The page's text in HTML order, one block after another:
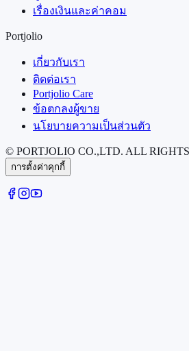
เรื่องเงินและค่าคอม
Portjolio
เกี่ยวกับเรา
ติดต่อเรา
Portjolio Care
ข้อตกลงผู้ขาย
นโยบายความเป็นส่วนตัว
© PORTJOLIO CO.,LTD. ALL
การตั้งค่าคุกกี้